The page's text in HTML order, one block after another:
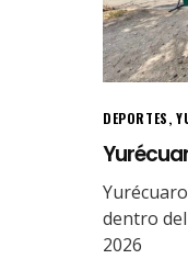
DEPORTES,
dentro
2026